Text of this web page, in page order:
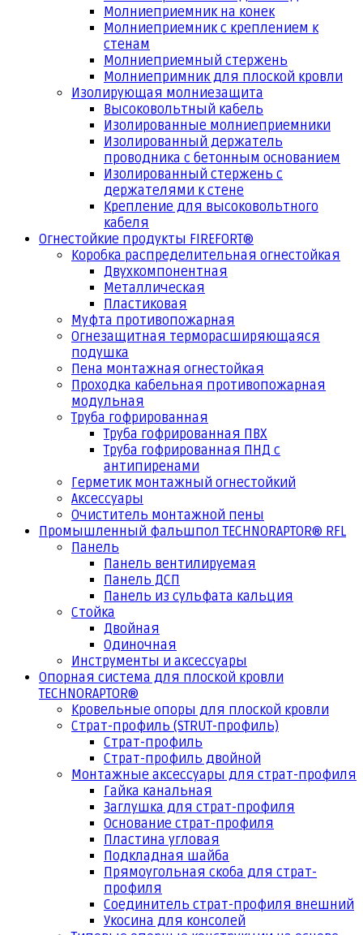
Молниеприемник на конек
Молниеприемник с креплением к
стенам
Молниеприемный стержень
Молниепримник для плоской кровли
Изолирующая молниезащита
Высоковольтный кабель
Изолированные молниеприемники
Изолированный держатель
проводника с бетонным основанием
Изолированный стержень с
держателями к стене
Крепление для высоковольтного
кабеля
Огнестойкие продукты FIREFORT®
Коробка распределительная огнестойкая
Двухкомпонентная
Металлическая
Пластиковая
Муфта противопожарная
Огнезащитная терморасширяющаяся
подушка
Пена монтажная огнестойкая
Проходка кабельная противопожарная
модульная
Труба гофрированная
Труба гофрированная ПВХ
Труба гофрированная ПНД с
антипиренами
Герметик монтажный огнестойкий
Аксессуары
Очиститель монтажной пены
Промышленный фальшпол TECHNORAPTOR® RFL
Панель
Панель вентилируемая
Панель ДСП
Панель из сульфата кальция
Стойка
Двойная
Одиночная
Инструменты и аксессуары
Опорная система для плоской кровли
TECHNORAPTOR®
Кровельные опоры для плоской кровли
Страт-профиль (STRUT-профиль)
Страт-профиль
Страт-профиль двойной
Монтажные аксессуары для страт-профиля
Гайка канальная
Заглушка для страт-профиля
Основание страт-профиля
Пластина угловая
Подкладная шайба
Прямоугольная скоба для страт-
профиля
Соединитель страт-профиля внешний
Укосина для консолей